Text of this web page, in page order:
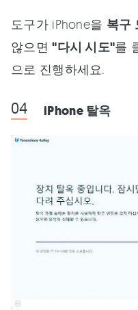
도구가 iPhone을 복구
않으면"다시 시도"를
으로 진행하세요.
iPhone 탈옥